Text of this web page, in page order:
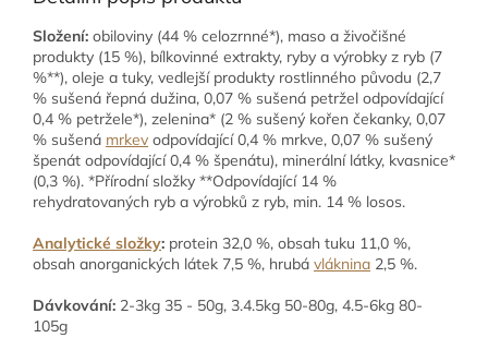
Složení: obiloviny (44 % celozrnné*), maso a živočišné
produkty (15 %), bílkovinné extrakty, ryby a výrobky z ryb (7
%**), oleje a tuky, vedlejší produkty rostlinného původu (2,7
% sušená řepná dužina, 0,07 % sušená petržel odpovídající
0,4 % petržele*), zelenina* (2 % sušený kořen čekanky, 0,07
% sušená mrkev odpovídající 0,4 % mrkve, 0,07 % sušený
špenát odpovídající 0,4 % špenátu), minerální látky, kvasnice*
(0,3 %). *Přírodní složky **Odpovídající 14 %
rehydratovaných ryb a výrobků z ryb, min. 14 % losos.
Analytické složky: protein 32,0 %, obsah tuku 11,0 %,
obsah anorganických látek 7,5 %, hrubá vláknina 2,5 %.
Dávkování: 2-3kg 35 - 50g, 3.4.5kg 50-80g, 4.5-6kg 80-
105g